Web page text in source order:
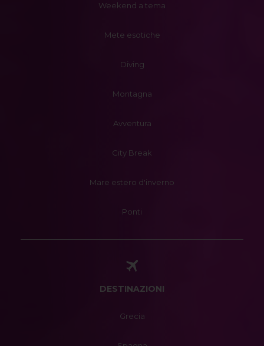
Weekend a tema
Mete esotiche
Diving
Montagna
Avventura
City Break
Mare estero d'inverno
Ponti
DESTINAZIONI
Grecia